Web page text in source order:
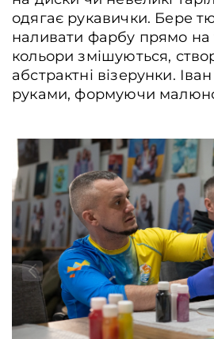
одягає рукавички. Бере
наливати фарбу прямо на
кольори змішуються,
абстрактні візерунки.
руками, формуючи